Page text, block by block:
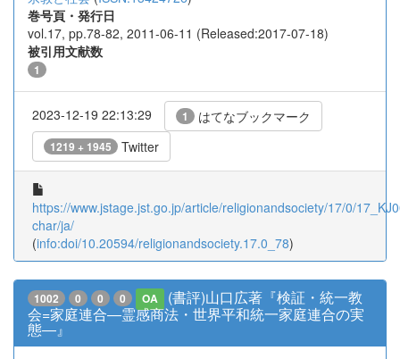
巻号頁・発行日
vol.17, pp.78-82, 2011-06-11 (Released:2017-07-18)
被引用文献数
1
2023-12-19 22:13:29 1 はてなブックマーク
1219 + 1945 Twitter
https://www.jstage.jst.go.jp/article/religionandsociety/17/0/
char/ja/
(info:doi/10.20594/religionandsociety.17.0_78)
1002 0 0 0 OA
(書評)山口広著『検証・統一教
会=家庭連合―霊感商法・世界平和統一家庭連合の実
態―』